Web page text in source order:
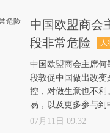
中国欧盟商会
段非常危险
人
中国欧盟商会主席何
段敦促中国做出改变
控，对做生意也不
易，以及更多参与到
07月11日 09:32